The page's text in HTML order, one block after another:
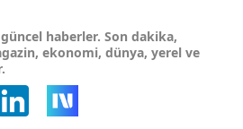
haberler. Son dakika,
ekonomi, dünya, yerel ve